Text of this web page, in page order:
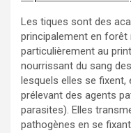
Les tiques sont des
principalement en forêt
particulièrement au
nourrissant du sang
lesquels elles se fixent,
prélevant des agents
parasites). Elles
pathogènes en se